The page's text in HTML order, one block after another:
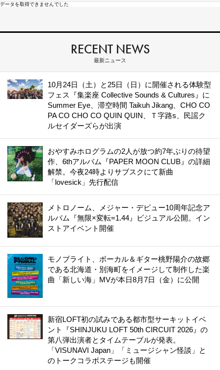
データを取得できませんでした
RECENT NEWS
最新ニュース
10月24日（土）と25日（日）に開催される体験型
フェス『集楽座 Collective Sounds & Cultures』に
Summer Eye、滞空時間 Taikuh Jikang、CHO CO
PA CO CHO CO QUIN QUIN、Ｔ字路s、民謡ク
ルセイダーズらが出演
おやすみホログラムの2人が放つ約7年ぶりの待望
作、6thアルバム『PAPER MOON CLUB』の詳細
解禁。今夜24時よりサブスクにて新曲
「lovesick」先行配信
メトロノーム、メジャー・デビュー10周年記念ア
ルバム『無限×変転=1.44』ビジュアル公開。イン
ストアイベント開催
モノブライト、ボーカル＆ギター桃野陽介の故郷
である北海道・別海町をイメージして制作した楽
曲「新しい海」MVが本日8月7日（金）に公開
新宿LOFT初の試みである都市型サーキットイベ
ント『SHINJUKU LOFT 50th CIRCUIT 2026』の
第八弾出演者とタイムテーブルが発表。
「VISUNAVI Japan」「ミュージシャン怪談」と
のトークコラボステージも開催